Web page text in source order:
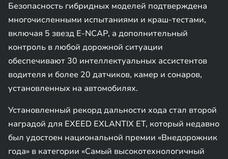
Безопасность гибридных моделей подтверждена
многочисленными испытаниями и краш-тестами,
включая 5 звезд E-NCAP, а дополнительный
контроль в любой дорожной ситуации
обеспечивают 30 интеллектуальных ассистентов
водителя и более 20 датчиков, камер и сонаров,
установленных на автомобилях.
Установленный рекорд дальности хода стал второй
наградой для EXEED EXLANTIX ET, который недавно
был удостоен национальной премии «Внедорожник
года» в категории «Самый высокотехнологичный